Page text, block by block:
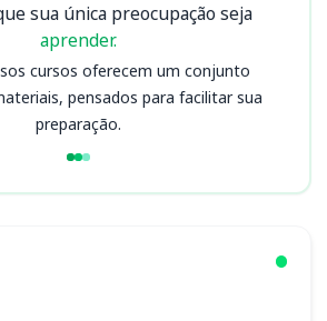
sua única preocupação seja
aprender.
cursos oferecem um conjunto
pensados para facilitar sua
preparação.